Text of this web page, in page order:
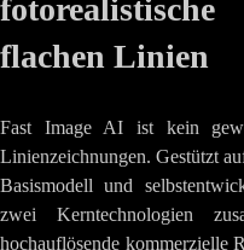
flachen Linien
Fast Image AI ist kein
Linienzeichnungen. Gestützt
Basismodell und
zwei Kerntechnologien
hochauflösende kommerzielle